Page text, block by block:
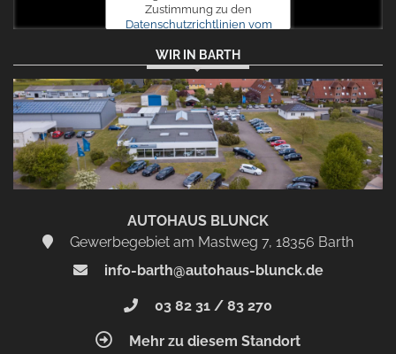
Zustimmung zu den
Datenschutzrichtlinien vom
erforderlich.
Zustimmen
und
aktivieren
WIR IN BARTH
AUTOHAUS BLUNCK
Gewerbegebiet am Mastweg 7, 18356 Barth
info-barth@autohaus-blunck.de
03 82 31 / 83 270
Mehr zu diesem Standort